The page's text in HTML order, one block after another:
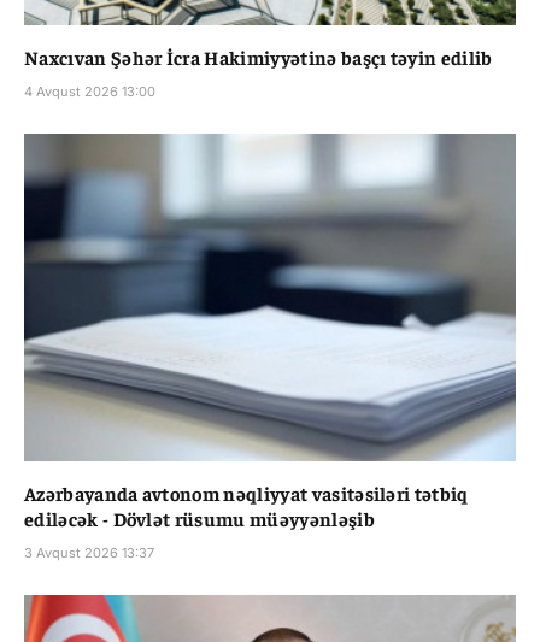
Naxcıvan Şəhər İcra Hakimiyyətinə başçı təyin edilib
4 Avqust 2026 13:00
Azərbayanda avtonom nəqliyyat vasitəsiləri tətbiq
ediləcək - Dövlət rüsumu müəyyənləşib
3 Avqust 2026 13:37